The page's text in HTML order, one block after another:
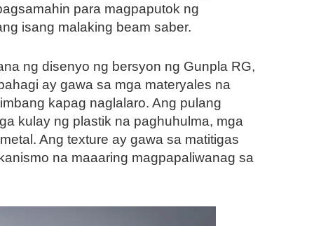
para magpaputok ng
isang malaking beam saber.
ng disenyo ng bersyon ng Gunpla RG,
ay gawa sa mga materyales na
kapag naglalaro. Ang pulang
kulay ng plastik na paghuhulma, mga
Ang texture ay gawa sa matitigas
na maaaring magpapaliwanag sa